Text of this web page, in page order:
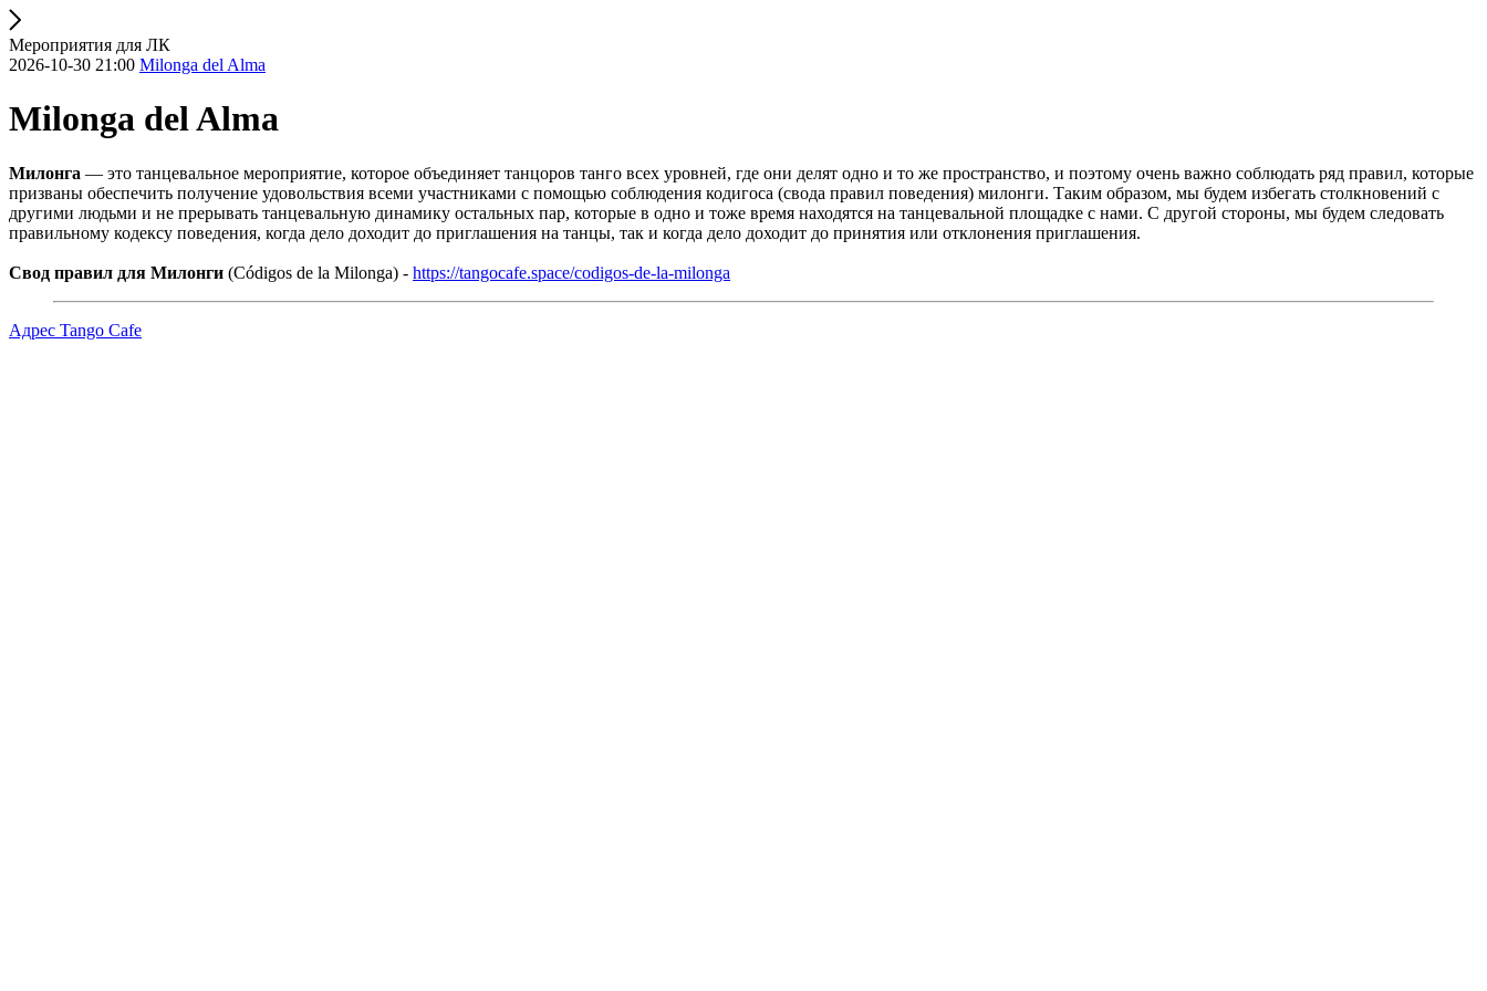
Мероприятия для ЛК
2026-10-30 21:00 Milonga del Alma
Milonga del Alma
Милонга — это танцевальное мероприятие, которое объединяет танцоров танго всех уровней, где они делят одно и то же пространство, и поэтому очень важно соблюдать ряд правил, которые
призваны обеспечить получение удовольствия всеми участниками с помощью соблюдения кодигоса (свода правил поведения) милонги. Таким образом, мы будем избегать столкновений с
другими людьми и не прерывать танцевальную динамику остальных пар, которые в одно и тоже время находятся на танцевальной площадке с нами. С другой стороны, мы будем следовать
правильному кодексу поведения, когда дело доходит до приглашения на танцы, так и когда дело доходит до принятия или отклонения приглашения.
Свод правил для Милонги (Códigos de la Milonga) - https://tangocafe.space/codigos-de-la-milonga
Адрес Tango Cafe